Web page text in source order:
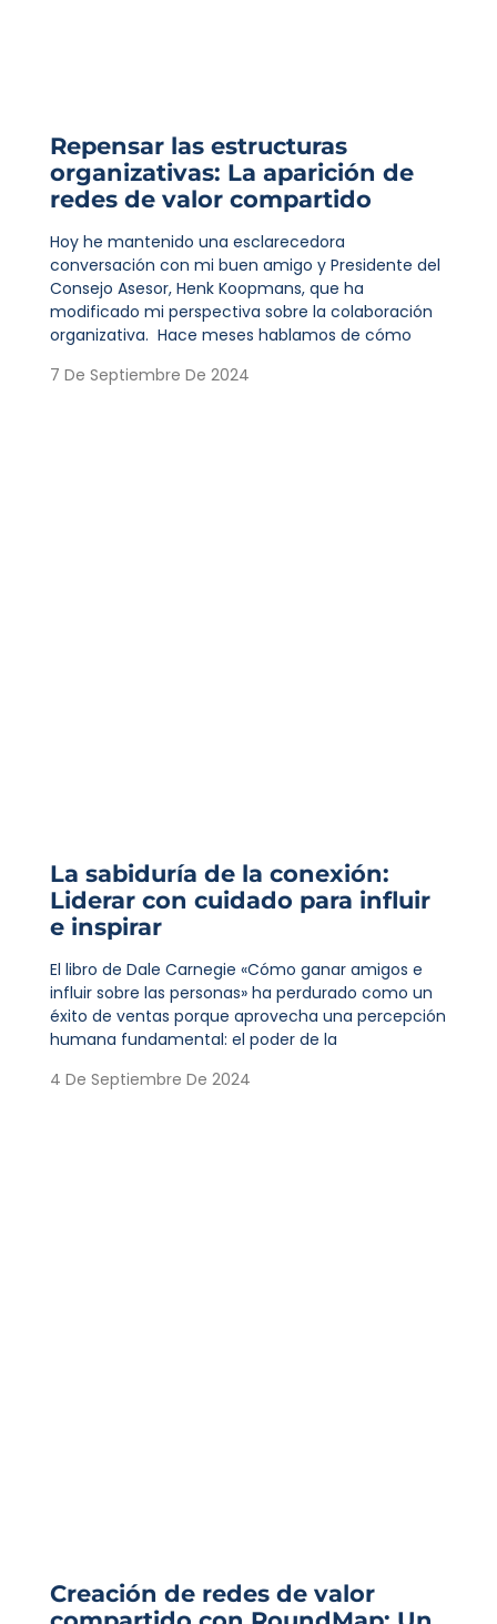
Repensar las estructuras
organizativas: La aparición de
redes de valor compartido
Hoy he mantenido una esclarecedora
conversación con mi buen amigo y Presidente del
Consejo Asesor, Henk Koopmans, que ha
modificado mi perspectiva sobre la colaboración
organizativa. Hace meses hablamos de cómo
7 De Septiembre De 2024
La sabiduría de la conexión:
Liderar con cuidado para influir
e inspirar
El libro de Dale Carnegie «Cómo ganar amigos e
influir sobre las personas» ha perdurado como un
éxito de ventas porque aprovecha una percepción
humana fundamental: el poder de la
4 De Septiembre De 2024
Creación de redes de valor